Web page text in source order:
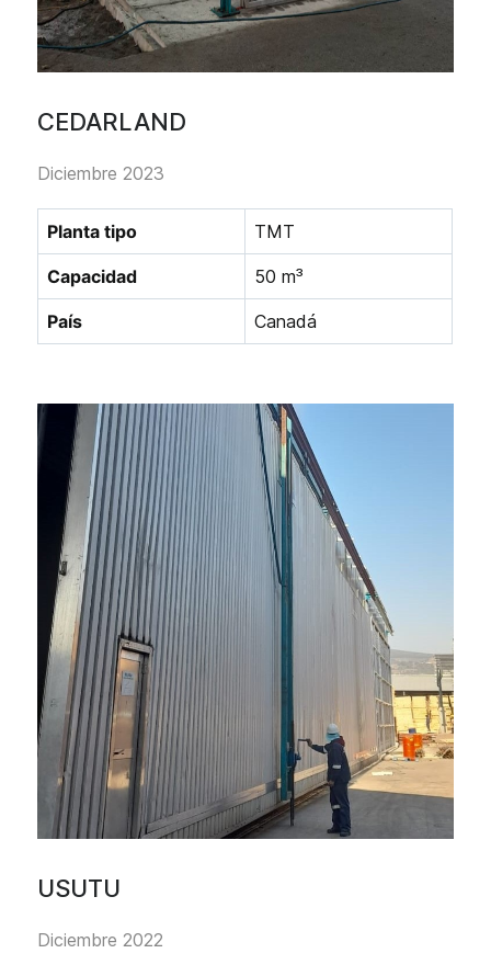
CEDARLAND
Diciembre 2023
Planta tipo TMT
Capacidad 50 m³
País Canadá
USUTU
Diciembre 2022